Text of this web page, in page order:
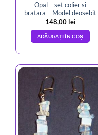
Opal – set colier si
bratara – Model deosebit
148,00 lei
ADĂUGAȚI ÎN COȘ